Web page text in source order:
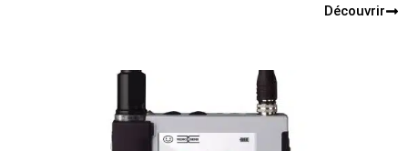
Découvrir